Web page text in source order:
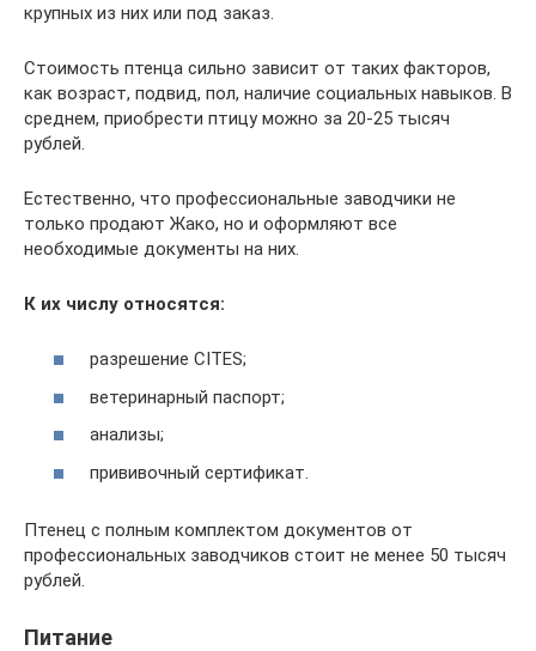
крупных из них или под заказ.
Стоимость птенца сильно зависит от таких факторов,
как возраст, подвид, пол, наличие социальных навыков. В
среднем, приобрести птицу можно за 20-25 тысяч
рублей.
Естественно, что профессиональные заводчики не
только продают Жако, но и оформляют все
необходимые документы на них.
К их числу относятся:
разрешение CITES;
ветеринарный паспорт;
анализы;
прививочный сертификат.
Птенец с полным комплектом документов от
профессиональных заводчиков стоит не менее 50 тысяч
рублей.
Питание